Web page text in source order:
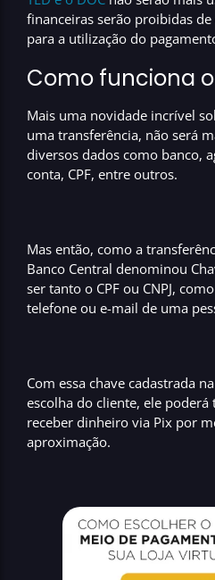
financeiras serão proibidas
para a utilização do
Como funciona o
Mais uma novidade incrível
uma transferência, não será
diversos dados como banco,
conta, CPF, entre outros.
Mas então, como a
Banco Central denominou
ser tanto o CPF ou CNPJ,
telefone ou e-mail de uma
Com essa chave cadastrada
escolha do cliente, ele poderá
receber dinheiro via Pix por
aproximação.